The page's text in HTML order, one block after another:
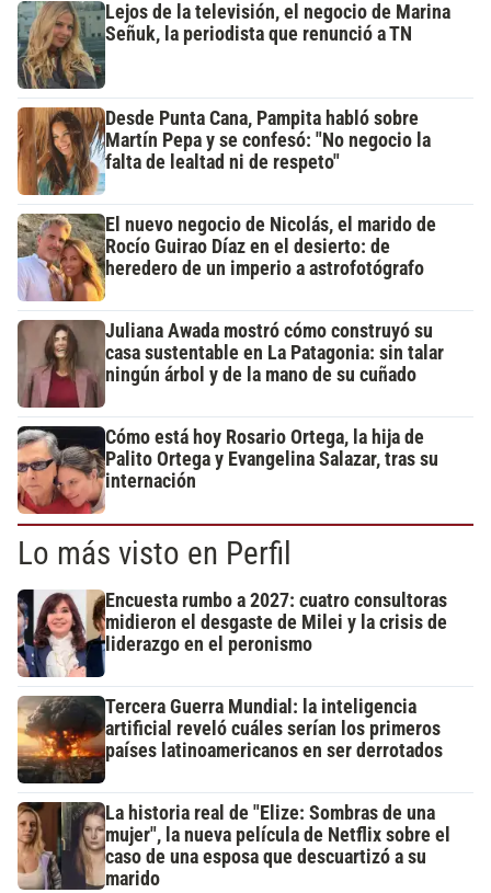
Lejos de la televisión, el negocio de Marina
Señuk, la periodista que renunció a TN
Desde Punta Cana, Pampita habló sobre
Martín Pepa y se confesó: "No negocio la
falta de lealtad ni de respeto"
El nuevo negocio de Nicolás, el marido de
Rocío Guirao Díaz en el desierto: de
heredero de un imperio a astrofotógrafo
Juliana Awada mostró cómo construyó su
casa sustentable en La Patagonia: sin talar
ningún árbol y de la mano de su cuñado
Cómo está hoy Rosario Ortega, la hija de
Palito Ortega y Evangelina Salazar, tras su
internación
Lo más visto en Perfil
Encuesta rumbo a 2027: cuatro consultoras
midieron el desgaste de Milei y la crisis de
liderazgo en el peronismo
Tercera Guerra Mundial: la inteligencia
artificial reveló cuáles serían los primeros
países latinoamericanos en ser derrotados
La historia real de "Elize: Sombras de una
mujer", la nueva película de Netflix sobre el
caso de una esposa que descuartizó a su
marido